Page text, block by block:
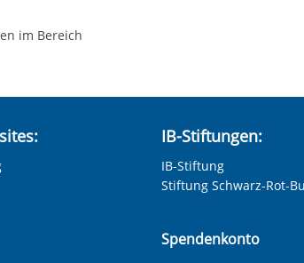
im Bereich
IB-Stiftungen:
IB-Stiftung
Stiftung Schwarz-Rot-
Spendenkonto